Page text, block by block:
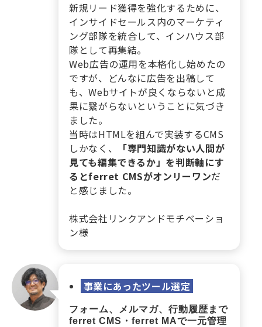
新規リード獲得を強化するために、
インサイドセールス内のマーケティ
ング部隊を統合して、インハウス部
隊として再集結。
Web広告の運用を本格化し始めたの
ですが、どんなに広告を出稿して
も、Webサイトが良くならないと成
果に繋がらないということに気づき
ました。
当時はHTMLを組んで実装するCMS
しかなく、
「専門知識がない人間が
見ても編集できるか」を判断軸にす
るとferret CMSがオンリーワンだ
と感じました。
株式会社リンクアンドモチベーショ
ン様
事業にあったツール選定
フォーム、メルマガ、行動履歴まで
ferret CMS・ferret MAで一元管理